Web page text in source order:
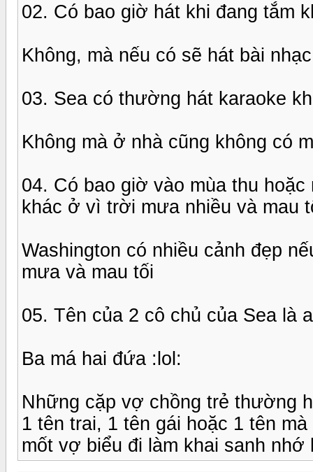
02. Có bao giờ hát khi đang tắm
Không, mà nếu có sẽ hát bài
03. Sea có thường hát karaoke
Không mà ở nhà cũng không có
04. Có bao giờ vào mùa thu
khác ở vì trời mưa nhiều và mau
Washington có nhiều cảnh đẹp
mưa và mau tối
05. Tên của 2 cô chủ của Sea là
Ba má hai đứa :lol:
Những cặp vợ chồng trẻ thường
1 tên trai, 1 tên gái hoặc 1 tên
mốt vợ biểu đi làm khai sanh